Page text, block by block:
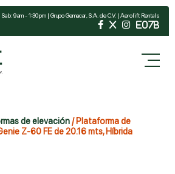
9 am - 1:30 pm | Grupo Gemacar, S.A. de C.V. | Aerolift Rentals
de elevación/ Plataforma de
Z-60 FE de 20.16 mts, Híbrida